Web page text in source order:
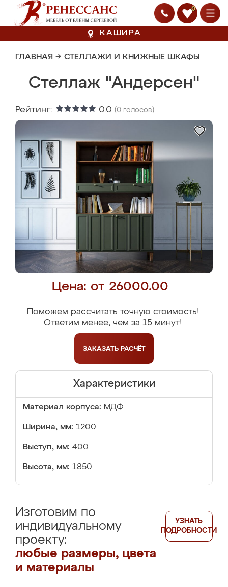
0
КАШИРА
ГЛАВНАЯ → СТЕЛЛАЖИ И КНИЖНЫЕ ШКАФЫ
Стеллаж "Андерсен"
Рейтинг: 0.0 (0 голосов)
Цена: от 26000.00
Поможем рассчитать точную стоимость!
Ответим менее, чем за 15 минут!
ЗАКАЗАТЬ РАСЧЁТ
Характеристики
Материал корпуса: МДФ
Ширина, мм: 1200
Выступ, мм: 400
Высота, мм: 1850
Изготовим по
индивидуальному
проекту:
любые размеры, цвета
и материалы
УЗНАТЬ
ПОДРОБНОСТИ